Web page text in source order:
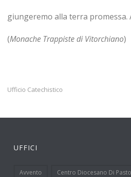
giungeremo alla terra promessa.
(Monache Trappiste di Vitorchiano)
Ufficio Catechistico
UFFICI
Avvento Centro Diocesano Di